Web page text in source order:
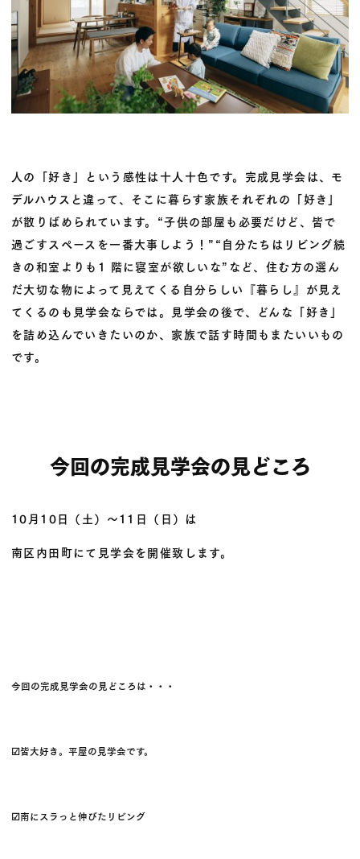
人の「好き」という感性は十人十色です。完成見学会は、 モ
デルハウスと違って、そこに暮らす家族それぞれの「好き」
が散りばめられています。“子供の部屋も必要だけど、皆で
過ごすスペースを一番大事しよう！”“自分たちはリビング続
きの和室よりも1 階に寝室が欲しいな”など、住む方の選ん
だ大切な物によって見えてくる自分らしい『暮らし』が見え
てくるのも見学会ならでは。見学会の後で、どんな「好き」
を詰め込んでいきたいのか、家族で話す時間もまたいいもの
です。
今回の完成見学会の見どころ
10月10日（土）〜11日（日）は
南区内田町にて見学会を開催致します。
今回の完成見学会の見どころは・・・
☑皆大好き。平屋の見学会です。
☑南にスラっと伸びたリビング